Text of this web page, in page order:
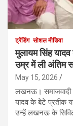
ट्रेंडिंग सोशल मीडिया
मुलायम सिंह
उम्र में ली अंतिम
May 15, 2026
लखनऊ। समाजवादी
यादव के बेटे प्रतीक
उन्हें लखनऊ के